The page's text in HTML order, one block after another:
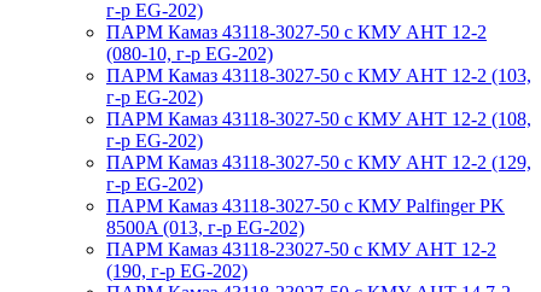
г-р EG-202)
ПАРМ Камаз 43118-3027-50 с КМУ АНТ 12-2
(080-10, г-р EG-202)
ПАРМ Камаз 43118-3027-50 с КМУ АНТ 12-2 (103,
г-р EG-202)
ПАРМ Камаз 43118-3027-50 с КМУ АНТ 12-2 (108,
г-р EG-202)
ПАРМ Камаз 43118-3027-50 с КМУ АНТ 12-2 (129,
г-р EG-202)
ПАРМ Камаз 43118-3027-50 с КМУ Palfinger PK
8500A (013, г-р EG-202)
ПАРМ Камаз 43118-23027-50 с КМУ АНТ 12-2
(190, г-р EG-202)